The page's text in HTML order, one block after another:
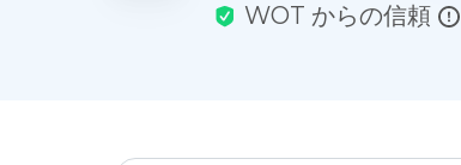
WOT からの信頼